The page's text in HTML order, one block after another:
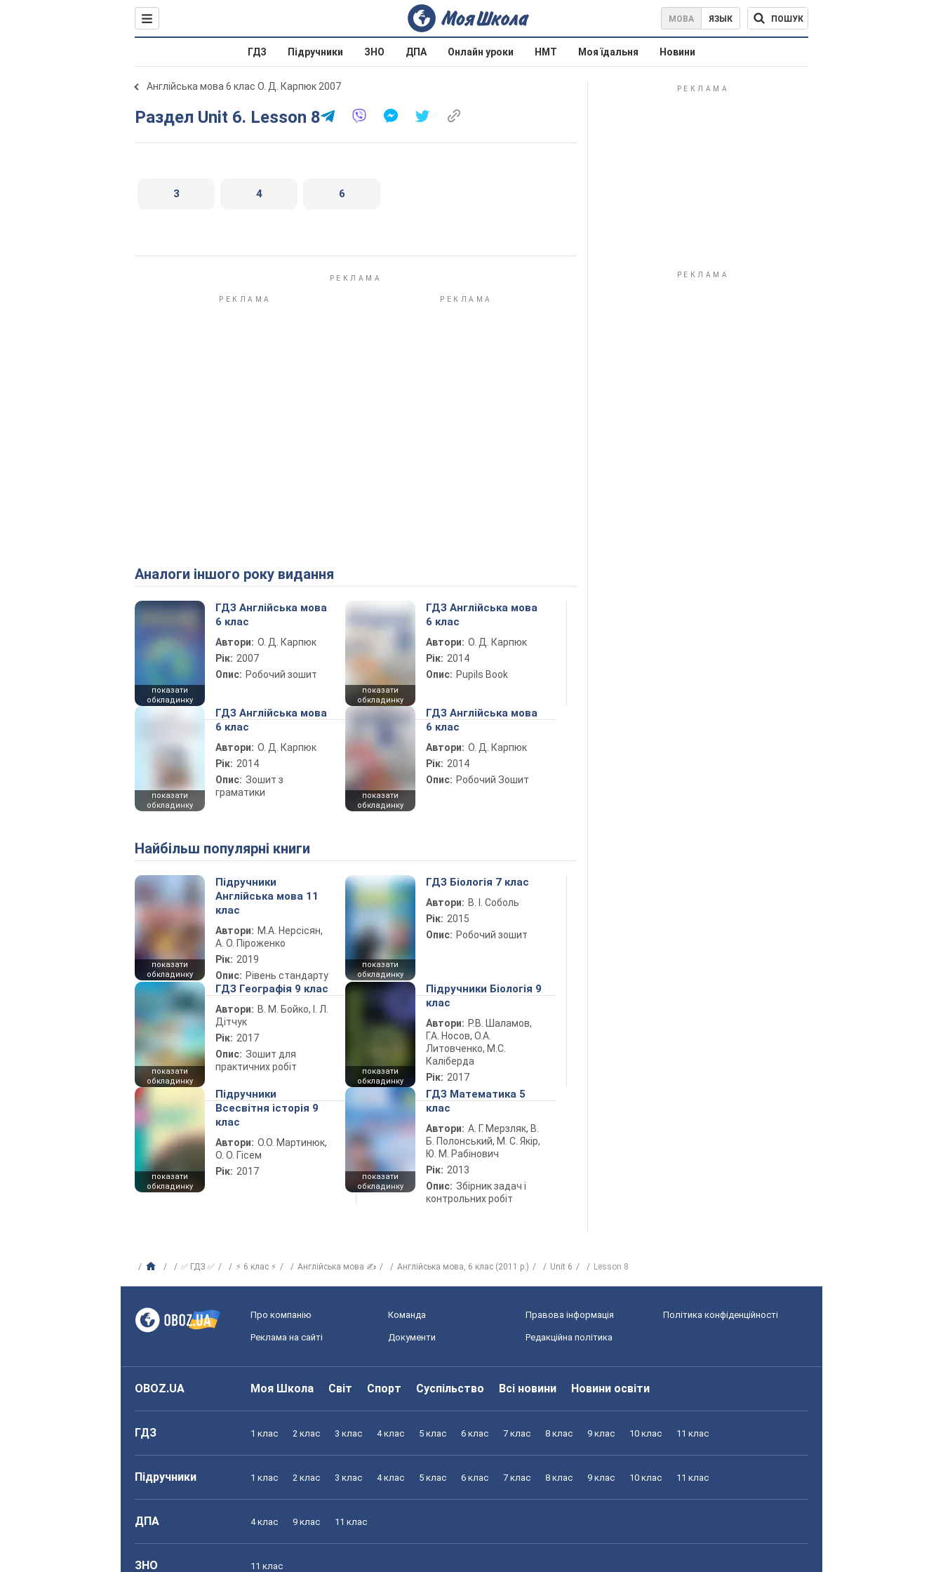
МОВА ЯЗЫК ПОШУК
ГДЗ Підручники ЗНО ДПА Онлайн уроки НМТ Моя їдальня Новини
Англійська мова 6 клас О. Д. Карпюк 2007
Раздел Unit 6. Lesson 8
3 4 6
Аналоги іншого року видання
показати
обкладинку
ГДЗ Англійська мова
6 клас
Автори: О. Д. Карпюк
Рік: 2007
Опис: Робочий зошит
показати
обкладинку
ГДЗ Англійська мова
6 клас
Автори: О. Д. Карпюк
Рік: 2014
Опис: Pupils Book
показати
обкладинку
ГДЗ Англійська мова
6 клас
Автори: О. Д. Карпюк
Рік: 2014
Опис: Зошит з
граматики
показати
обкладинку
ГДЗ Англійська мова
6 клас
Автори: О. Д. Карпюк
Рік: 2014
Опис: Робочий Зошит
Найбільш популярні книги
показати
обкладинку
Підручники
Англійська мова 11
клас
Автори: М.А. Нерсісян,
А. О. Піроженко
Рік: 2019
Опис: Рівень стандарту
показати
обкладинку
ГДЗ Біологія 7 клас
Автори: В. І. Соболь
Рік: 2015
Опис: Робочий зошит
показати
обкладинку
ГДЗ Географія 9 клас
Автори: В. М. Бойко, І. Л.
Дітчук
Рік: 2017
Опис: Зошит для
практичних робіт
показати
обкладинку
Підручники Біологія 9
клас
Автори: Р.В. Шаламов,
Г.А. Носов, О.А.
Литовченко, М.С.
Каліберда
Рік: 2017
показати
обкладинку
Підручники
Всесвітня історія 9
клас
Автори: О.О. Мартинюк,
О. О. Гісем
Рік: 2017
показати
обкладинку
ГДЗ Математика 5
клас
Автори: А. Г. Мерзляк, В.
Б. Полонський, М. С. Якір,
Ю. М. Рабінович
Рік: 2013
Опис: Збірник задач і
контрольних робіт
✅ ГДЗ ✅ ⚡ 6 клас ⚡ Англійська мова ✍ Англійська мова, 6 клас (2011 р.) Unit 6 Lesson 8
Про компанію Команда Правова інформація Політика конфіденційності
Реклама на сайті Документи Редакційна політика
OBOZ.UA Моя Школа Світ Спорт Суспільство Всі новини Новини освіти
ГДЗ 1 клас 2 клас 3 клас 4 клас 5 клас 6 клас 7 клас 8 клас 9 клас 10 клас 11 клас
Підручники 1 клас 2 клас 3 клас 4 клас 5 клас 6 клас 7 клас 8 клас 9 клас 10 клас 11 клас
ДПА 4 клас 9 клас 11 клас
ЗНО 11 клас